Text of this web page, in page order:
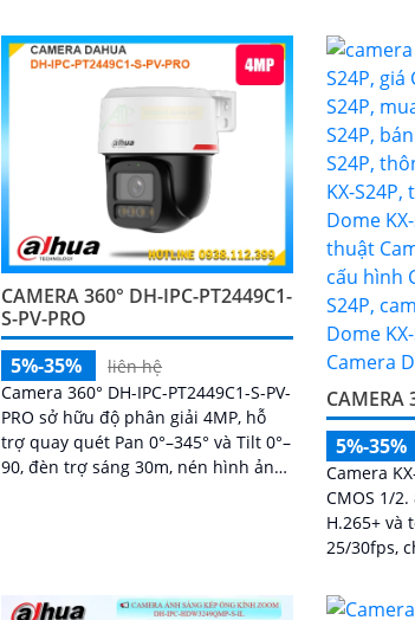
giúp bảo
hay
CAMERA 360° DH-IPC-PT2449C1-
S-PV-PRO
5%-35%
liên hệ
Camera 360° DH-IPC-PT2449C1-S-PV-
PRO sở hữu độ phân giải 4MP, hỗ
trợ quay quét Pan 0°–345° và Tilt 0°–
90, đèn trợ sáng 30m, nén hình ảnh
CAMERA
5%-35%
Camera
CMOS 1/
H.265+ và
25/30fps,